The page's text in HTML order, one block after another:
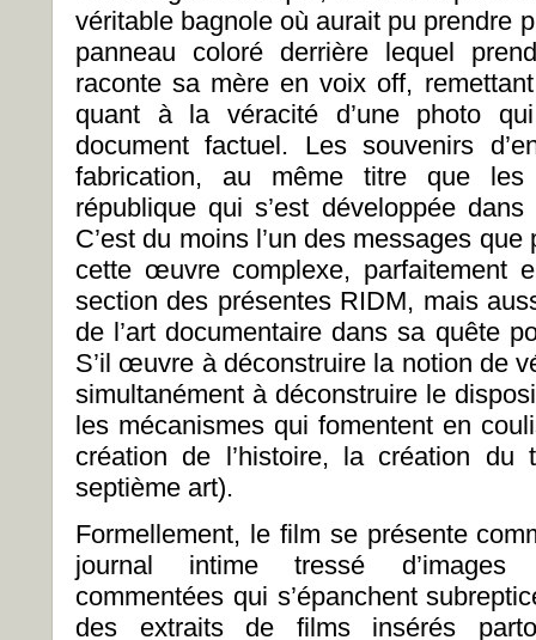
véritable bagnole où aurait pu prendre
panneau coloré derrière lequel
raconte sa mère en voix off,
quant à la véracité d’une photo
document factuel. Les souvenirs
fabrication, au même titre que les
république qui s’est développée
C’est du moins l’un des messages
cette œuvre complexe, parfaitement
section des présentes RIDM, mais
de l’art documentaire dans sa quête
S’il œuvre à déconstruire la notion de
simultanément à déconstruire le
les mécanismes qui fomentent en
création de l’histoire, la création du
septième art).
Formellement, le film se présente
journal intime tressé d’images
commentées qui s’épanchent
des extraits de films insérés